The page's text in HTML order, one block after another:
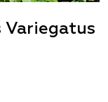
Variegatus